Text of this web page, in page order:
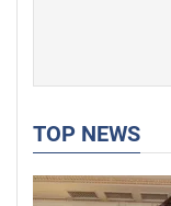
TOP NEWS